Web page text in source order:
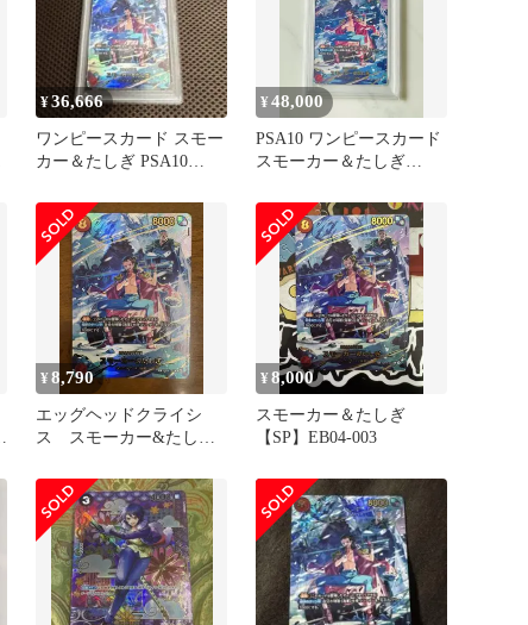
¥36,666
ワンピースカード スモー
カー＆たしぎ PSA10
¥48,000
PSA10 ワンピースカード
スモーカー＆たしぎ
¥8,790
エッグヘッドクライシ
ス スモーカー&たし
¥8,000
スモーカー＆たしぎ
【SP】EB04-003